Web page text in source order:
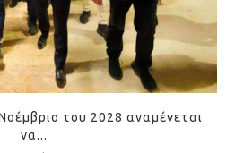
του 2028 αναμένεται
να...